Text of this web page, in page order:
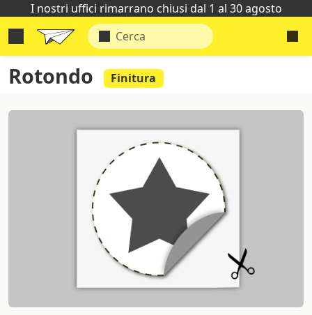
I nostri uffici rimarrano chiusi dal 1 al 30 agosto
Rotondo Finitura